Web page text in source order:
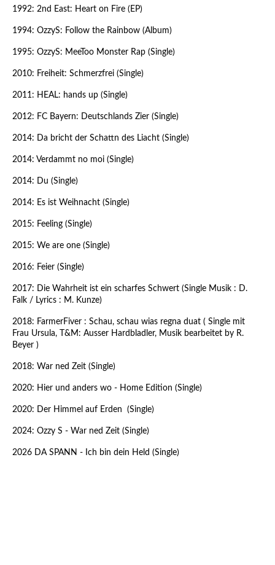
1992: 2nd East: Heart on Fire (EP)
1994: OzzyS: Follow the Rainbow (Album)
1995: OzzyS: MeeToo Monster Rap (Single)
2010: Freiheit: Schmerzfrei (Single)
2011: HEAL: hands up (Single)
2012: FC Bayern: Deutschlands Zier (Single)
2014: Da bricht der Schattn des Liacht (Single)
2014: Verdammt no moi (Single)
2014: Du (Single)
2014: Es ist Weihnacht (Single)
2015: Feeling (Single)
2015: We are one (Single)
2016: Feier (Single)
2017: Die Wahrheit ist ein scharfes Schwert (Single Musik : D.
Falk / Lyrics : M. Kunze)
2018: FarmerFiver : Schau, schau wias regna duat ( Single mit
Frau Ursula, T&M: Ausser Hardbladler, Musik bearbeitet by R.
Beyer )
2018: War ned Zeit (Single)
2020: Hier und anders wo - Home Edition (Single)
2020: Der Himmel auf Erden (Single)
2024: Ozzy S - War ned Zeit (Single)
2026 DA SPANN - Ich bin dein Held (Single)